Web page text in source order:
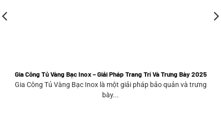
Gia Công Tủ Vàng Bạc Inox – Giải Pháp Trang Trí Và Trưng Bày 2025
Gia Công Tủ Vàng Bạc Inox là một giải pháp bảo quản và trưng
bày...